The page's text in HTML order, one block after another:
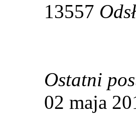
13557
Ostatni
02 maja